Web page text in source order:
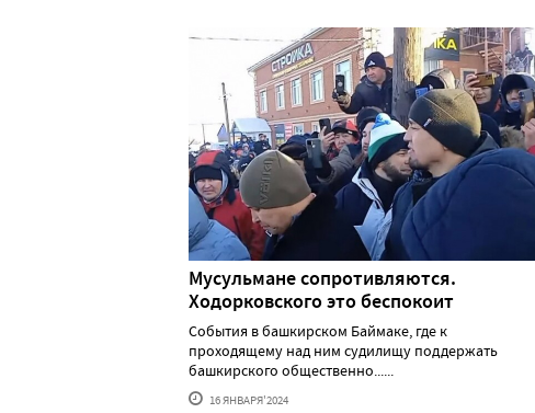
Мусульмане сопротивляются.
Ходорковского это беспокоит
События в башкирском Баймаке, где к
проходящему над ним судилищу поддержать
башкирского общественно......
16 ЯНВАРЯ'2024